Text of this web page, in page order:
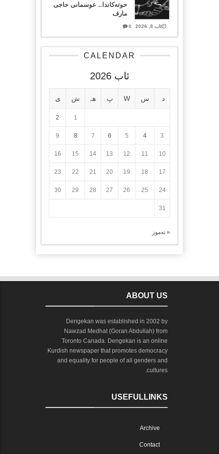
حوتەکاندا.. عوسمانی حاجی
مارف
ئاب 8, 2026 0
CALENDAR
ئاب 2026
د س W پ هـ ش ی
1
2
3
4
5
6
7
8
9
10
11
12
13
14
15
16
17
18
19
20
21
22
23
24
25
26
27
28
29
30
31
« تەموز
ABOUT US
Dengekan was established in 2002 by
Nawzad Medhat (Goran Abdullah) from
Toronto Canada. Dengekan is an online
Kurdish newspaper that promotes democracy
and equality for people of all genders and
cultures.
USEFULLINKS
Archive
Contact